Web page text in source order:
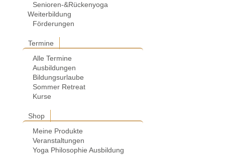
Senioren-&Rückenyoga
Weiterbildung
Förderungen
Termine
Alle Termine
Ausbildungen
Bildungsurlaube
Sommer Retreat
Kurse
Shop
Meine Produkte
Veranstaltungen
Yoga Philosophie Ausbildung